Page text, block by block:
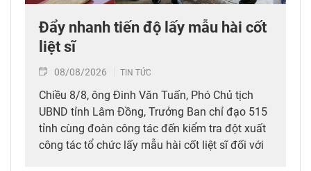
Đẩy nhanh tiến độ lấy mẫu hài cốt
liệt sĩ
08/08/2026 TIN TỨC
Chiều 8/8, ông Đinh Văn Tuấn, Phó Chủ tịch
UBND tỉnh Lâm Đồng, Trưởng Ban chỉ đạo 515
tỉnh cùng đoàn công tác đến kiểm tra đột xuất
công tác tổ chức lấy mẫu hài cốt liệt sĩ đối với